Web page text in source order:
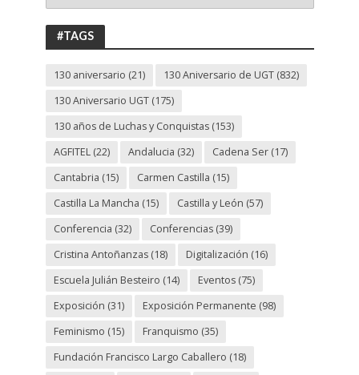
ANIVERSARIO
UGT
#TAGS
130 aniversario (21) 130 Aniversario de UGT(832)
130 Aniversario UGT(175)
130 años de Luchas y Conquistas(153)
AGFITEL(22) Andalucia (32) Cadena Ser(17)
Cantabria (15) Carmen Castilla (15)
Castilla La Mancha (15) Castilla y León (57)
Conferencia (32) Conferencias(39)
Cristina Antoñanzas(18) Digitalización (16)
Escuela Julián Besteiro (14) Eventos(75)
Exposición (31) Exposición Permanente (98)
Feminismo (15) Franquismo (35)
Fundación Francisco Largo Caballero (18)